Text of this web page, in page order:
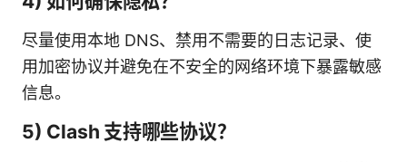
尽量使用本地 DNS、禁用不需要的日志记录、使
用加密协议并避免在不安全的网络环境下暴露敏感
信息。
5) Clash 支持哪些协议？